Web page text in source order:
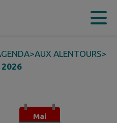
>AUX ALENTOURS>
2026
Mai